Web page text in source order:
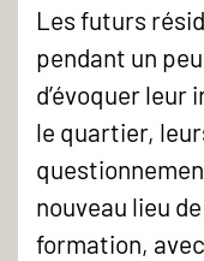
Les futurs
pendant un
d’évoquer
le quartier,
nouveau lieu
formation,